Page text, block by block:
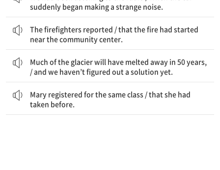
suddenly began making a strange noise.
The firefighters reported / that the fire had started
near the community center.
Much of the glacier will have melted away in 50 years,
/ and we haven’t figured out a solution yet.
Mary registered for the same class / that she had
taken before.